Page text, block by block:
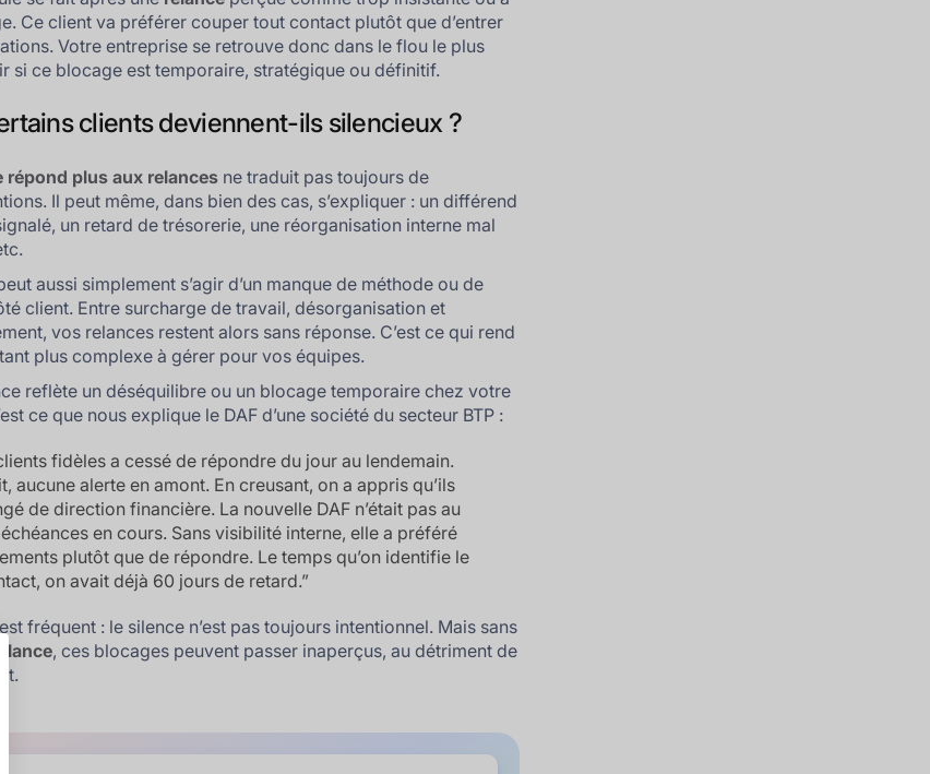
Ce client va préférer couper tout contact plutôt que d’entrer
Votre entreprise se retrouve donc dans le flou le plus
si ce blocage est temporaire, stratégique ou définitif.
clients deviennent-ils silencieux ?
répond plus aux relances ne traduit pas toujours de
Il peut même, dans bien des cas, s’expliquer : un différend
un retard de trésorerie, une réorganisation interne mal
aussi simplement s’agir d’un manque de méthode ou de
client. Entre surcharge de travail, désorganisation et
vos relances restent alors sans réponse. C’est ce qui rend
plus complexe à gérer pour vos équipes.
reflète un déséquilibre ou un blocage temporaire chez votre
ce que nous explique le DAF d’une société du secteur BTP :
fidèles a cessé de répondre du jour au lendemain.
aucune alerte en amont. En creusant, on a appris qu’ils
de direction financière. La nouvelle DAF n’était pas au
en cours. Sans visibilité interne, elle a préféré
plutôt que de répondre. Le temps qu’on identifie le
on avait déjà 60 jours de retard.”
fréquent : le silence n’est pas toujours intentionnel. Mais sans
, ces blocages peuvent passer inaperçus, au détriment de